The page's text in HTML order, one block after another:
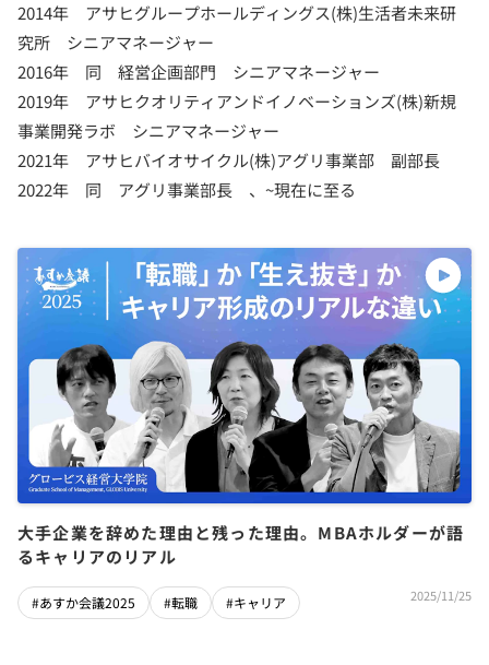
2014年 アサヒグループホールディングス(株)生活者未来研
究所 シニアマネージャー
2016年 同 経営企画部門 シニアマネージャー
2019年 アサヒクオリティアンドイノベーションズ(株)新規
事業開発ラボ シニアマネージャー
2021年 アサヒバイオサイクル(株)アグリ事業部 副部長
2022年 同 アグリ事業部長 、~現在に至る
大手企業を辞めた理由と残った理由。MBAホルダーが語
るキャリアのリアル
#あすか会議2025 #転職 #キャリア 2025/11/25